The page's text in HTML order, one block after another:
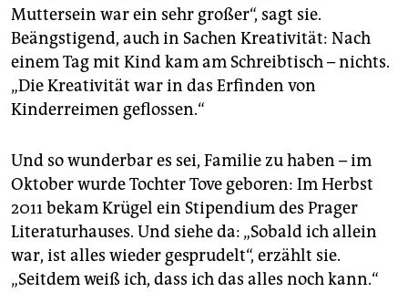
Muttersein war ein sehr großer“, sagt sie.
Beängstigend, auch in Sachen Kreativität: Nach
einem Tag mit Kind kam am Schreibtisch – nichts.
„Die Kreativität war in das Erfinden von
Kinderreimen geflossen.“
Und so wunderbar es sei, Familie zu haben – im
Oktober wurde Tochter Tove geboren: Im Herbst
2011 bekam Krügel ein Stipendium des Prager
Literaturhauses. Und siehe da: „Sobald ich allein
war, ist alles wieder gesprudelt“, erzählt sie.
„Seitdem weiß ich, dass ich das alles noch kann.“